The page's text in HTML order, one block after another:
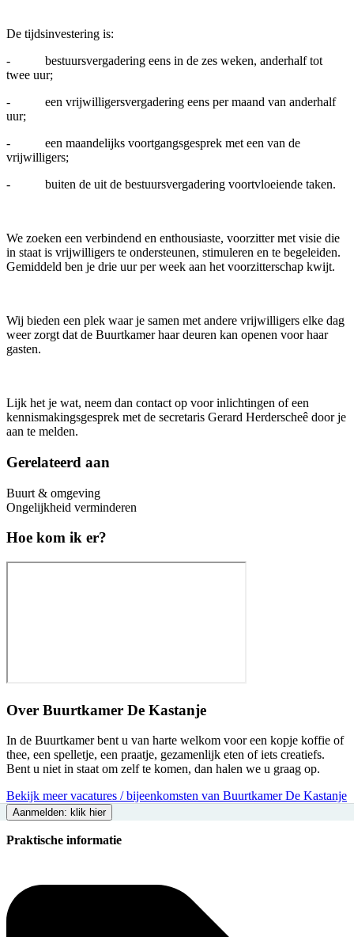
De tijdsinvestering is:
- bestuursvergadering eens in de zes weken, anderhalf tot
twee uur;
- een vrijwilligersvergadering eens per maand van anderhalf
uur;
- een maandelijks voortgangsgesprek met een van de
vrijwilligers;
- buiten de uit de bestuursvergadering voortvloeiende taken.
We zoeken een verbindend en enthousiaste, voorzitter met visie die
in staat is vrijwilligers te ondersteunen, stimuleren en te begeleiden.
Gemiddeld ben je drie uur per week aan het voorzitterschap kwijt.
Wij bieden een plek waar je samen met andere vrijwilligers elke dag
weer zorgt dat de Buurtkamer haar deuren kan openen voor haar
gasten.
Lijk het je wat, neem dan contact op voor inlichtingen of een
kennismakingsgesprek met de secretaris Gerard Herderscheê door je
aan te melden.
Gerelateerd aan
Buurt & omgeving
Ongelijkheid verminderen
Hoe kom ik er?
Over Buurtkamer De Kastanje
In de Buurtkamer bent u van harte welkom voor een kopje koffie of
thee, een spelletje, een praatje, gezamenlijk eten of iets creatiefs.
Bent u niet in staat om zelf te komen, dan halen we u graag op.
Bekijk meer vacatures / bijeenkomsten van Buurtkamer De Kastanje
Aanmelden: klik hier
Praktische informatie